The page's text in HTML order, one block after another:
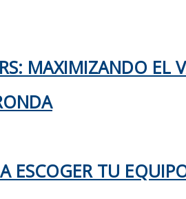
MAXIMIZANDO EL
ESCOGER TU